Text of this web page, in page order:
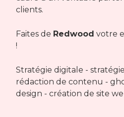
clients.
Faites de Redwood votre
!
Stratégie digitale -
rédaction de contenu -
design - création de site